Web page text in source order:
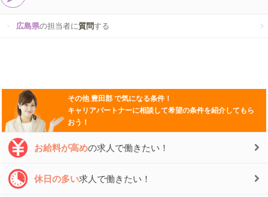
広島県の担当者に質問する
その他豊田郡 で気になる条件！
キャリアパートナーに相談して希望の条件を紹介してもら
おう！
お給料が高めの求人で働きたい！
休日の多い求人で働きたい！